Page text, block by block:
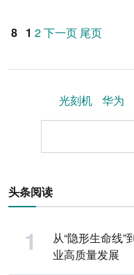
8 1 2下一页 尾页
光刻机 华为
头条阅读
从“隐形生命线
业高质量发展